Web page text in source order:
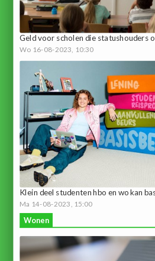
Geld voor scholen die statushouders
Wo 16-08-2023, 10:30
Klein deel studenten hbo en wo kan
Ma 14-08-2023, 15:00
Wonen